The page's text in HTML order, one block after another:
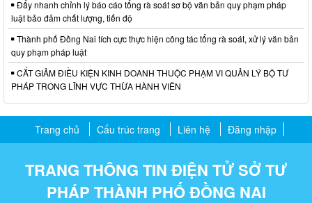
Đẩy nhanh chỉnh lý báo cáo tổng rà soát sơ bộ văn bản quy phạm pháp
luật bảo đảm chất lượng, tiến độ
Thành phố Đồng Nai tích cực thực hiện công tác tổng rà soát, xử lý văn bản
quy phạm pháp luật
CẮT GIẢM ĐIỀU KIỆN KINH DOANH THUỘC PHẠM VI QUẢN LÝ BỘ TƯ
PHÁP TRONG LĨNH VỰC THỪA HÀNH VIÊN
Trang chủ Cấu trúc trang Liên hệ Đăng nhập
TRANG THÔNG TIN ĐIỆN TỬ SỞ TƯ
PHÁP THÀNH PHỐ ĐỒNG NAI